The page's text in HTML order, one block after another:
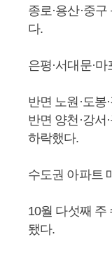
종로·용산·중
다.
은평·서대문·
반면 노원·도봉
반면 양천·강서
하락했다.
수도권 아파트
10월 다섯째 주
됐다.